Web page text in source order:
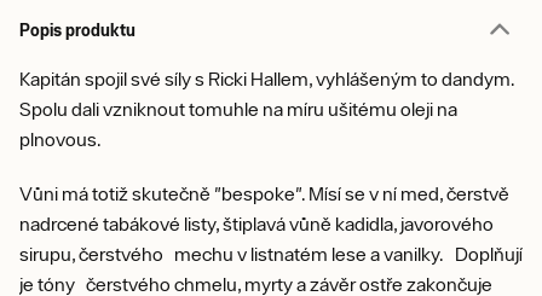
Popis produktu
Kapitán spojil své síly s Ricki Hallem, vyhlášeným to dandym.
Spolu dali vzniknout tomuhle na míru ušitému oleji na
plnovous.
Vůni má totiž skutečně "bespoke". Mísí se v ní med, čerstvě
nadrcené tabákové listy, štiplavá vůně kadidla, javorového
sirupu, čerstvého mechu v listnatém lese a vanilky. Doplňují
je tóny čerstvého chmelu, myrty a závěr ostře zakončuje